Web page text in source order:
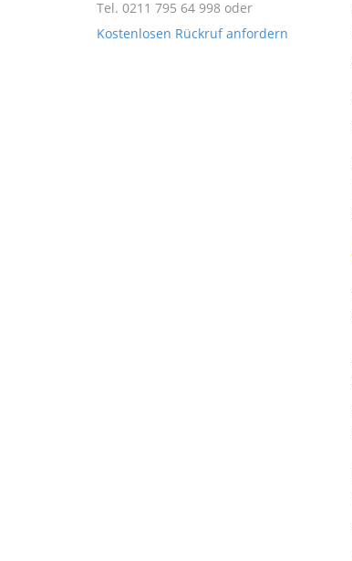
Tel. 0211 795 64 998 oder
Kostenlosen Rückruf anfordern